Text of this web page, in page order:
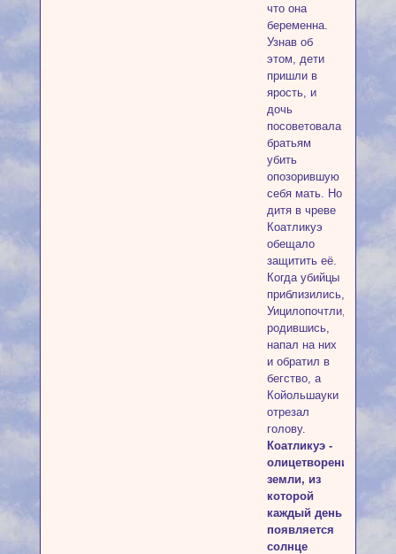
что она
беременна.
Узнав об
этом, дети
пришли в
ярость, и
дочь
посоветовала
братьям
убить
опозорившую
себя мать. Но
дитя в чреве
Коатликуэ
обещало
защитить её.
Когда убийцы
приблизились,
Уицилопочтли,
родившись,
напал на них
и обратил в
бегство, а
Койольшауки
отрезал
голову.
Коатликуэ -
олицетворение
земли, из
которой
каждый день
появляется
солнце